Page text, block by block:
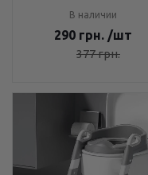
В наличии
290 грн. /шт
377грн.